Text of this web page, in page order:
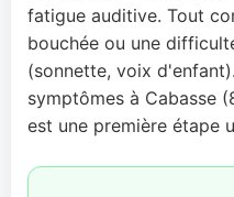
fatigue auditive. Tout
bouchée ou une
(sonnette, voix
symptômes à Cabasse
est une première étape